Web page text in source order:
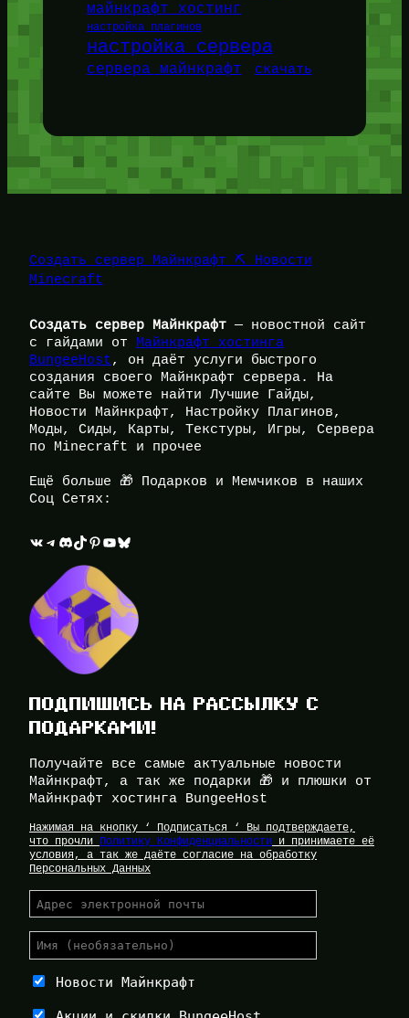
майнкрафт хостинг
настройка плагинов
настройка сервера
сервера майнкрафт скачать
Создать сервер Майнкрафт ⛏️ Новости
Minecraft
Создать сервер Майнкрафт — новостной сайт
с гайдами от Майнкрафт хостинга
BungeeHost, он даёт услуги быстрого
создания своего Майнкрафт сервера. На
сайте Вы можете найти Лучшие Гайды,
Новости Майнкрафт, Настройку Плагинов,
Моды, Сиды, Карты, Текстуры, Игры, Сервера
по Minecraft и прочее
Ещё больше 🎁 Подарков и Мемчиков в наших
Соц Сетях:
ВКонтакте Telegram Discord TikTok Pinterest YouTube Bluesky
ПОДПИШИСЬ НА РАССЫЛКУ С
ПОДАРКАМИ!
Получайте все самые актуальные новости
Майнкрафт, а так же подарки 🎁 и плюшки от
Майнкрафт хостинга BungeeHost
Нажимая на кнопку ‘ Подписаться ‘ Вы подтверждаете,
что прочли Политику Конфиденциальности и принимаете её
условия, а так же даёте согласие на обработку
Персональных Данных
Новости Майнкрафт